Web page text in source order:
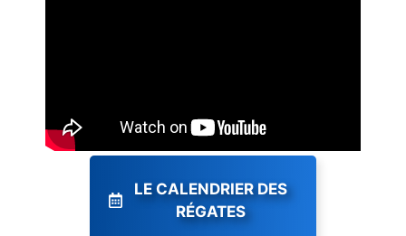
LE CALENDRIER DES
RÉGATES